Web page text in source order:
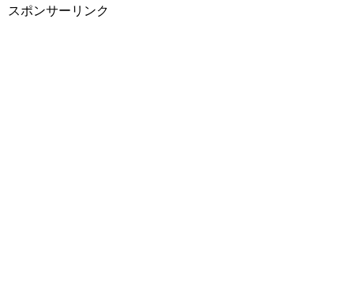
スポンサーリンク